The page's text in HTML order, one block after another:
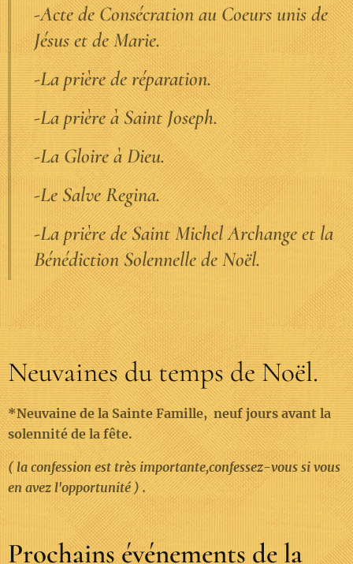
-Acte de Consécration au Coeurs unis de
Jésus et de Marie.
-La prière de réparation.
-La prière à Saint Joseph.
-La Gloire à Dieu.
-Le Salve Regina.
-La prière de Saint Michel Archange et la
Bénédiction Solennelle de Noël.
Neuvaines du temps de Noël.
*Neuvaine de la Sainte Famille, neuf jours avant la
solennité de la fête.
( la confession est très importante,confessez-vous si vous
en avez l'opportunité ) .
Prochains événements de la